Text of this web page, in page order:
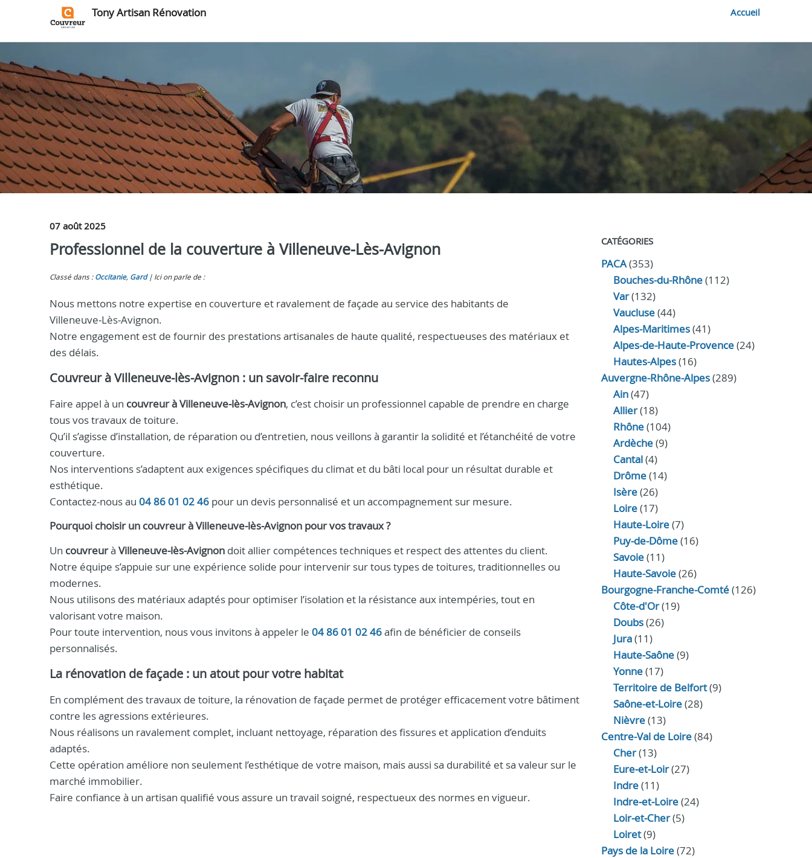
Tony Artisan Rénovation Accueil
07 août 2025
Professionnel de la couverture à Villeneuve‑Lès‑Avignon
Classé dans : Occitanie, Gard Ici on parle de :
Nous mettons notre expertise en couverture et ravalement de façade au service des habitants de
Villeneuve‑Lès‑Avignon.
Notre engagement est de fournir des prestations artisanales de haute qualité, respectueuses des matériaux et
des délais.
Couvreur à Villeneuve‑lès‑Avignon : un savoir-faire reconnu
Faire appel à un couvreur à Villeneuve‑lès‑Avignon, c’est choisir un professionnel capable de prendre en charge
tous vos travaux de toiture.
Qu’il s’agisse d’installation, de réparation ou d’entretien, nous veillons à garantir la solidité et l’étanchéité de votre
couverture.
Nos interventions s’adaptent aux exigences spécifiques du climat et du bâti local pour un résultat durable et
esthétique.
Contactez-nous au 04 86 01 02 46 pour un devis personnalisé et un accompagnement sur mesure.
Pourquoi choisir un couvreuràVilleneuve‑lès‑Avignon pour vos travaux ?
Un couvreurà Villeneuve‑lès‑Avignon doit allier compétences techniques et respect des attentes du client.
Notre équipe s’appuie sur une expérience solide pour intervenir sur tous types de toitures, traditionnelles ou
modernes.
Nous utilisons des matériaux adaptés pour optimiser l’isolation et la résistance aux intempéries, tout en
valorisant votre maison.
Pour toute intervention, nous vous invitons à appeler le 04 86 01 02 46afin de bénéficier de conseils
personnalisés.
La rénovation de façade : un atout pour votre habitat
En complément des travaux de toiture, la rénovation de façade permet de protéger efficacement votre bâtiment
contre les agressions extérieures.
Nous réalisons un ravalement complet, incluant nettoyage, réparation des fissures et application d’enduits
adaptés.
Cette opération améliore non seulement l’esthétique de votre maison, mais aussi sa durabilité et sa valeur sur le
marché immobilier.
Faire confiance à un artisan qualifié vous assure un travail soigné, respectueux des normes en vigueur.
CATÉGORIES
PACA(353)
Bouches-du-Rhône(112)
Var(132)
Vaucluse(44)
Alpes-Maritimes(41)
Alpes-de-Haute-Provence(24)
Hautes-Alpes(16)
Auvergne-Rhône-Alpes(289)
Ain(47)
Allier(18)
Rhône(104)
Ardèche(9)
Cantal(4)
Drôme(14)
Isère(26)
Loire(17)
Haute-Loire(7)
Puy-de-Dôme(16)
Savoie(11)
Haute-Savoie(26)
Bourgogne-Franche-Comté(126)
Côte-d'Or(19)
Doubs(26)
Jura(11)
Haute‑Saône(9)
Yonne(17)
Territoire de Belfort(9)
Saône-et-Loire(28)
Nièvre(13)
Centre-Val de Loire(84)
Cher(13)
Eure‑et‑Loir(27)
Indre(11)
Indre‑et‑Loire(24)
Loir‑et‑Cher(5)
Loiret(9)
Pays de la Loire(72)